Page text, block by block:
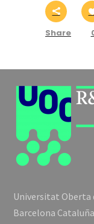
Share
Universitat Oberta
Barcelona